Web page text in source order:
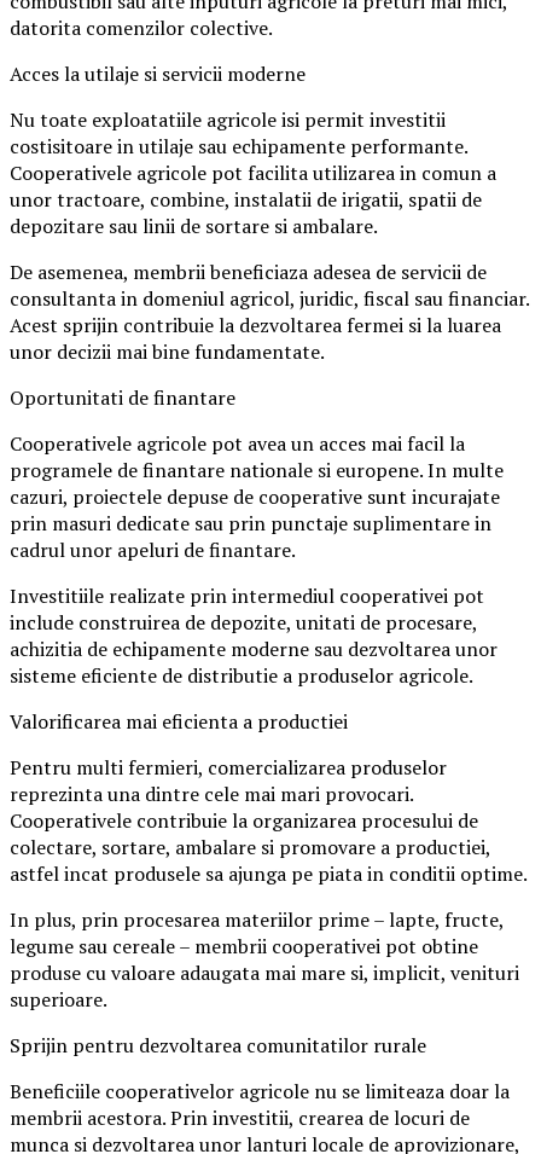
datorita comenzilor colective.
Acces la utilaje si servicii moderne
Nu toate exploatatiile agricole isi permit investitii
costisitoare in utilaje sau echipamente performante.
Cooperativele agricole pot facilita utilizarea in comun a
unor tractoare, combine, instalatii de irigatii, spatii de
depozitare sau linii de sortare si ambalare.
De asemenea, membrii beneficiaza adesea de servicii de
consultanta in domeniul agricol, juridic, fiscal sau financiar.
Acest sprijin contribuie la dezvoltarea fermei si la luarea
unor decizii mai bine fundamentate.
Oportunitati de finantare
Cooperativele agricole pot avea un acces mai facil la
programele de finantare nationale si europene. In multe
cazuri, proiectele depuse de cooperative sunt incurajate
prin masuri dedicate sau prin punctaje suplimentare in
cadrul unor apeluri de finantare.
Investitiile realizate prin intermediul cooperativei pot
include construirea de depozite, unitati de procesare,
achizitia de echipamente moderne sau dezvoltarea unor
sisteme eficiente de distributie a produselor agricole.
Valorificarea mai eficienta a productiei
Pentru multi fermieri, comercializarea produselor
reprezinta una dintre cele mai mari provocari.
Cooperativele contribuie la organizarea procesului de
colectare, sortare, ambalare si promovare a productiei,
astfel incat produsele sa ajunga pe piata in conditii optime.
In plus, prin procesarea materiilor prime – lapte, fructe,
legume sau cereale – membrii cooperativei pot obtine
produse cu valoare adaugata mai mare si, implicit, venituri
superioare.
Sprijin pentru dezvoltarea comunitatilor rurale
Beneficiile cooperativelor agricole nu se limiteaza doar la
membrii acestora. Prin investitii, crearea de locuri de
munca si dezvoltarea unor lanturi locale de aprovizionare,